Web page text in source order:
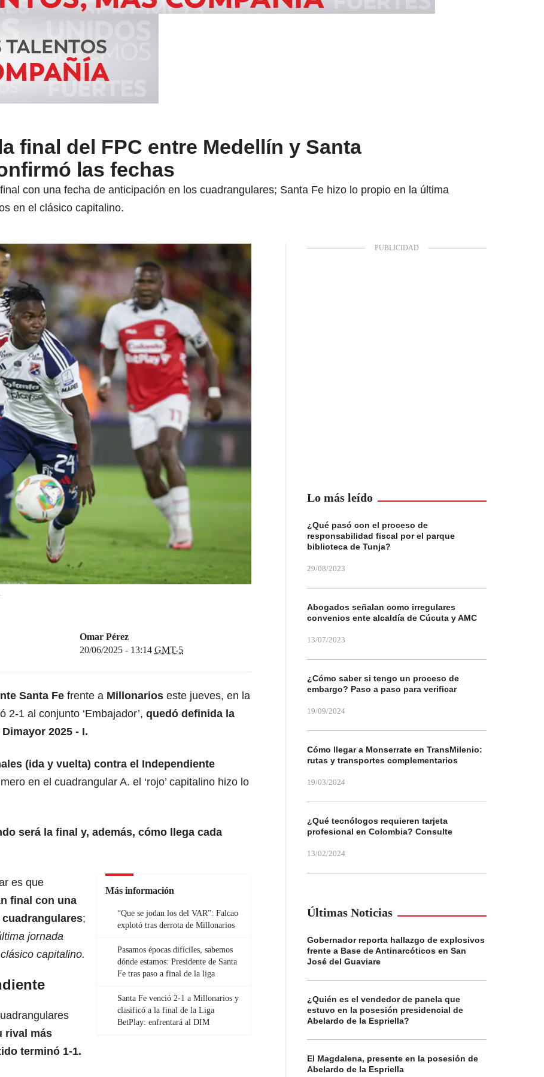
final del FPC entre Medellín y Santa
las fechas
con una fecha de anticipación en los cuadrangulares; Santa Fe hizo lo propio en la última
en el clásico capitalino.
Omar Pérez
20/06/2025 - 13:14 GMT-5
Santa Fe frente a Millonarios este jueves, en la
2-1 al conjunto ‘Embajador’, quedó definida la
2025 - I.
(ida y vuelta) contra el Independiente
en el cuadrangular A. el ‘rojo’ capitalino hizo lo
será la final y, además, cómo llega cada
Más información
“Que se jodan los del VAR”: Falcao
explotó tras derrota de Millonarios
Pasamos épocas difíciles, sabemos
dónde estamos: Presidente de Santa
Fe tras paso a final de la liga
Santa Fe venció 2-1 a Millonarios y
clasificó a la final de la Liga
BetPlay: enfrentará al DIM
es que
final con una
;
jornada
capitalino.
rival más
terminó 1-1.
Lo más leído
¿Qué pasó con el proceso de
responsabilidad fiscal por el parque
biblioteca de Tunja?
29/08/2023
Abogados señalan como irregulares
convenios ente alcaldía de Cúcuta y AMC
13/07/2023
¿Cómo saber si tengo un proceso de
embargo? Paso a paso para verificar
19/09/2024
Cómo llegar a Monserrate en TransMilenio:
rutas y transportes complementarios
19/03/2024
¿Qué tecnólogos requieren tarjeta
profesional en Colombia? Consulte
13/02/2024
Últimas Noticias
Gobernador reporta hallazgo de explosivos
frente a Base de Antinarcóticos en San
José del Guaviare
¿Quién es el vendedor de panela que
estuvo en la posesión presidencial de
Abelardo de la Espriella?
El Magdalena, presente en la posesión de
Abelardo de la Espriella